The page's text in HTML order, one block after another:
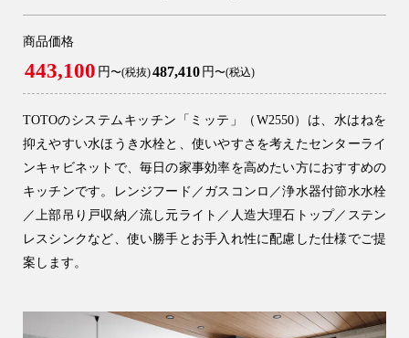
商品価格
443,100 円〜(税抜)487,410 円〜(税込)
TOTOのシステムキッチン「ミッテ」（W2550）は、水はねを
抑えやすい水ほうき水栓と、使いやすさを考えたセンターライ
ンキャビネットで、毎日の家事効率を高めたい方におすすめの
キッチンです。レンジフード／ガスコンロ／浄水器付節水水栓
／上部吊り戸収納／流し元ライト／人造大理石トップ／ステン
レスシンクなど、使い勝手とお手入れ性に配慮した仕様でご提
案します。